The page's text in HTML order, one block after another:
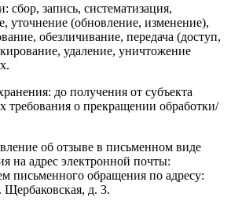
сбор, запись, систематизация,
уточнение (обновление, изменение),
обезличивание, передача (доступ,
удаление, уничтожение
до получения от субъекта
требования о прекращении обработки/
об отзыве в письменном виде
на адрес электронной почты:
письменного обращения по адресу:
Щербаковская, д. 3.